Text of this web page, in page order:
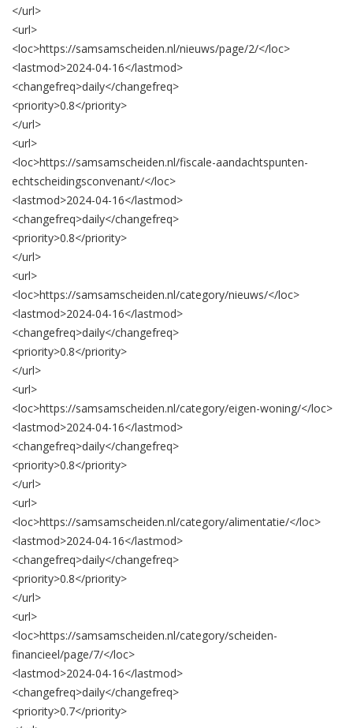
</url>
<url>
<loc>https://samsamscheiden.nl/nieuws/page/2/</loc>
<lastmod>2024-04-16</lastmod>
<changefreq>daily</changefreq>
<priority>0.8</priority>
</url>
<url>
<loc>https://samsamscheiden.nl/fiscale-aandachtspunten-
echtscheidingsconvenant/</loc>
<lastmod>2024-04-16</lastmod>
<changefreq>daily</changefreq>
<priority>0.8</priority>
</url>
<url>
<loc>https://samsamscheiden.nl/category/nieuws/</loc>
<lastmod>2024-04-16</lastmod>
<changefreq>daily</changefreq>
<priority>0.8</priority>
</url>
<url>
<loc>https://samsamscheiden.nl/category/eigen-woning/</loc>
<lastmod>2024-04-16</lastmod>
<changefreq>daily</changefreq>
<priority>0.8</priority>
</url>
<url>
<loc>https://samsamscheiden.nl/category/alimentatie/</loc>
<lastmod>2024-04-16</lastmod>
<changefreq>daily</changefreq>
<priority>0.8</priority>
</url>
<url>
<loc>https://samsamscheiden.nl/category/scheiden-
financieel/page/7/</loc>
<lastmod>2024-04-16</lastmod>
<changefreq>daily</changefreq>
<priority>0.7</priority>